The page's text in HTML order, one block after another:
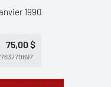
1990
75,00 $